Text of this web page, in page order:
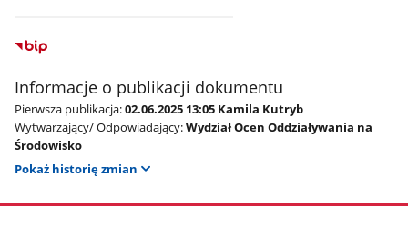
Informacje o publikacji dokumentu
Pierwsza publikacja:02.06.2025 13:05 Kamila Kutryb
Wytwarzający/ Odpowiadający:Wydział Ocen Oddziaływania na
Środowisko
Pokaż historię zmian